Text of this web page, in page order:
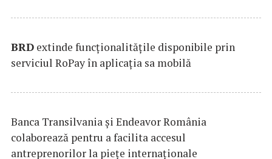
BRD extinde funcţionalităţile disponibile prin
serviciul RoPay în aplicaţia sa mobilă
Banca Transilvania şi Endeavor România
colaborează pentru a facilita accesul
antreprenorilor la pieţe internaţionale